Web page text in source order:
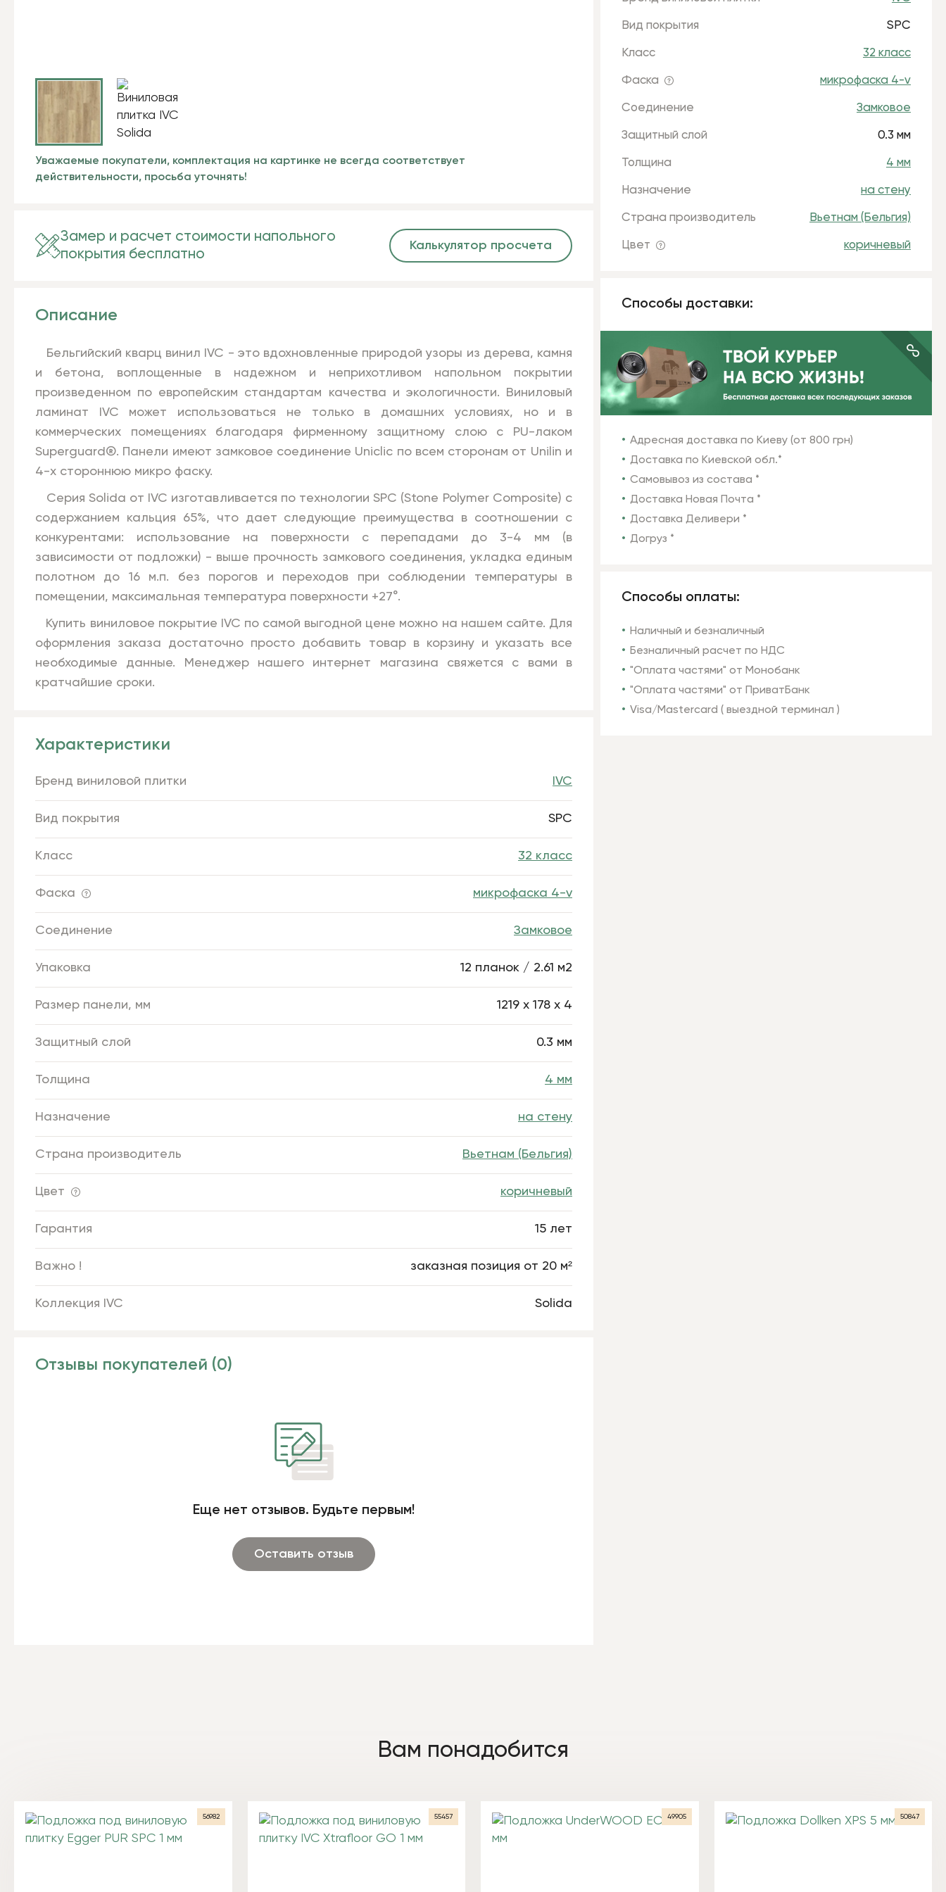
Уважаемые покупатели, комплектация на картинке не всегда соответствует
действительности, просьба уточнять!
Вид покрытия SPC
Класс 32 класс
Фаска микрофаска 4-v
Соединение Замковое
Защитный слой 0.3 мм
Толщина 4 мм
Назначение на стену
Страна производитель Вьетнам (Бельгия)
Цвет коричневый
Способы доставки:
Адресная доставка по Киеву (от 800 грн)
Доставка по Киевской обл.*
Самовывоз из состава *
Доставка Новая Почта *
Доставка Деливери *
Догруз *
Способы оплаты:
Наличный и безналичный
Безналичный расчет по НДС
"Оплата частями" от Монобанк
"Оплата частями" от ПриватБанк
Visa/Mastercard ( выездной терминал )
Замер и расчет стоимости напольного
покрытия бесплатно
Калькулятор просчета
Описание
Бельгийский кварц винил IVC - это вдохновленные природой узоры из дерева, камня
и бетона, воплощенные в надежном и неприхотливом напольном покрытии
произведенном по европейским стандартам качества и экологичности. Виниловый
ламинат IVC может использоваться не только в домашних условиях, но и в
коммерческих помещениях благодаря фирменному защитному слою с PU-лаком
Superguard®. Панели имеют замковое соединение Uniclic по всем сторонам от Unilin и
4-х стороннюю микро фаску.
Серия Solida от IVC изготавливается по технологии SPC (Stone Polymer Composite) с
содержанием кальция 65%, что дает следующие преимущества в соотношении с
конкурентами: использование на поверхности с перепадами до 3-4 мм (в
зависимости от подложки) - выше прочность замкового соединения, укладка единым
полотном до 16 м.п. без порогов и переходов при соблюдении температуры в
помещении, максимальная температура поверхности +27°.
Купить виниловое покрытие IVC по самой выгодной цене можно на нашем сайте. Для
оформления заказа достаточно просто добавить товар в корзину и указать все
необходимые данные. Менеджер нашего интернет магазина свяжется с вами в
кратчайшие сроки.
Характеристики
Бренд виниловой плитки IVC
Вид покрытия SPC
Класс 32 класс
Фаска микрофаска 4-v
Соединение Замковое
Упаковка 12 планок / 2.61 м2
Размер панели, мм 1219 х 178 х 4
Защитный слой 0.3 мм
Толщина 4 мм
Назначение на стену
Страна производитель Вьетнам (Бельгия)
Цвет коричневый
Гарантия 15 лет
Важно ! заказная позиция от 20 м²
Коллекция IVC Solida
Отзывы покупателей (0)
Еще нет отзывов. Будьте первым!
Оставить отзыв
Вам понадобится
56982 55457 49905 50847